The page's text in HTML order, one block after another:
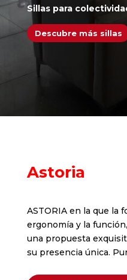
Sillas para
Descubre más sillas
Astoria
ASTORIA en la que la
ergonomía y la
una propuesta
su presencia única.